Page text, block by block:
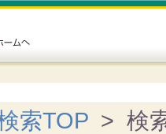
索TOP > 検